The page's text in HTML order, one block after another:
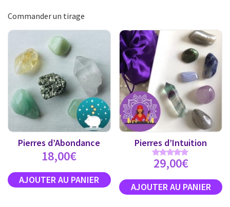
Commander un tirage
Pierres d’Abondance
18,00€
Pierres d’Intuition
Note
5.00
29,00€